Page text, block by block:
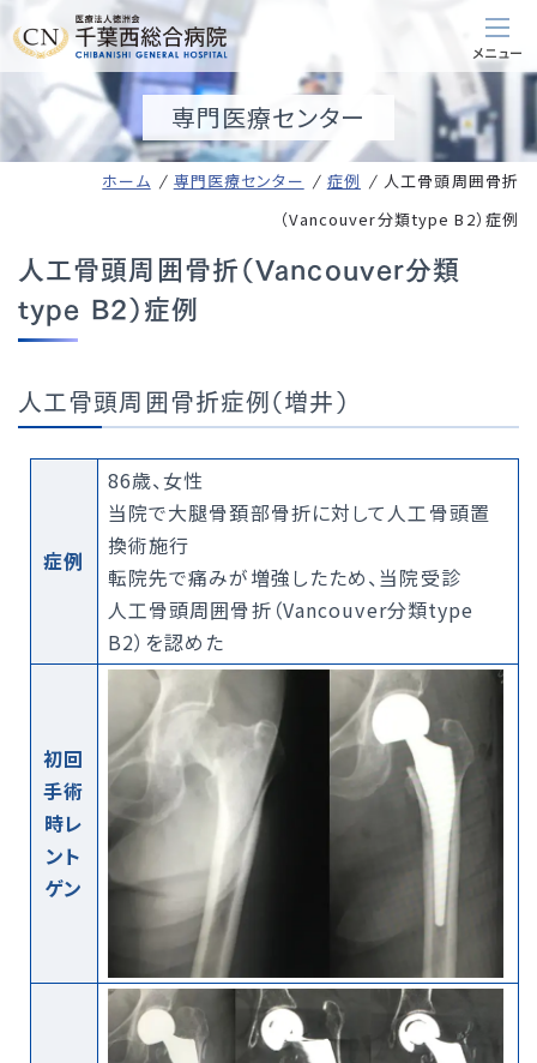
専門医療センター
ホーム 専門医療センター 症例
人工骨頭周囲骨折
（Vancouver分類type B2）症例
人工骨頭周囲骨折（Vancouver分類
type B2）症例
人工骨頭周囲骨折症例（増井）
症例
86歳、女性
当院で大腿骨頚部骨折に対して人工骨頭置
換術施行
転院先で痛みが増強したため、当院受診
人工骨頭周囲骨折（Vancouver分類type
B2）を認めた
初回
手術
時レ
ント
ゲン